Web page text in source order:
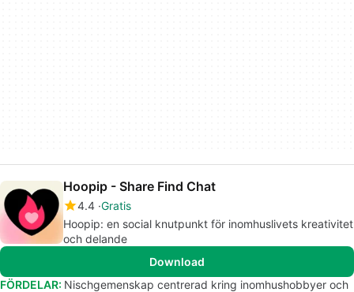
Hoopip - Share Find Chat
4.4 Gratis
Hoopip: en social knutpunkt för inomhuslivets kreativitet
och delande
Download
FÖRDELAR: Nischgemenskap centrerad kring inomhushobbyer och